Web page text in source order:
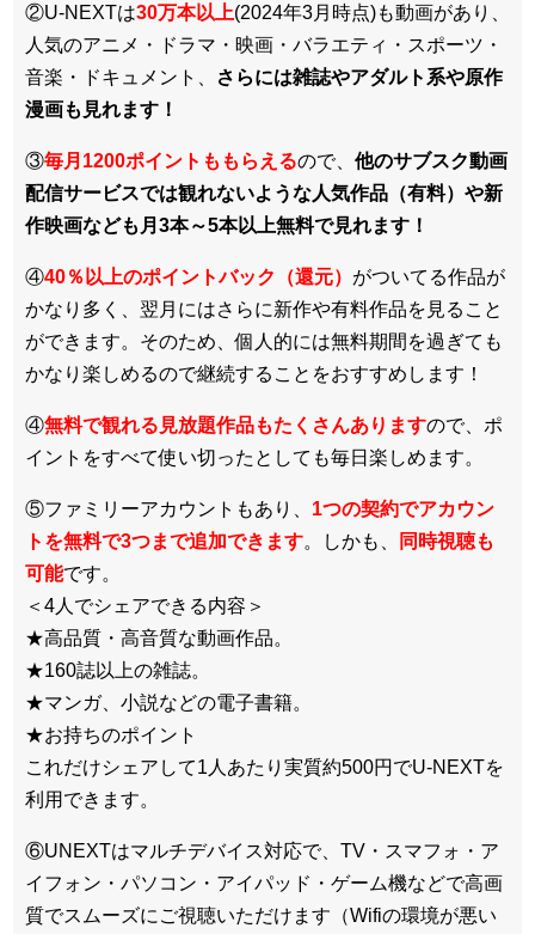
②U-NEXTは30万本以上(2024年3月時点)も動画があり、
人気のアニメ・ドラマ・映画・バラエティ・スポーツ・
音楽・ドキュメント、
さらには雑誌やアダルト系や原作
漫画も見れます！
③毎月1200ポイントももらえるので、 他のサブスク動画
配信サービスでは観れないような人気作品（有料）や新
作映画なども月3本～5本以上無料で見れます！
④40％以上のポイントバック（還元） がついてる作品が
かなり多く、翌月にはさらに新作や有料作品を見ること
ができます。そのため、個人的には無料期間を過ぎても
かなり楽しめるので継続することをおすすめします！
④無料で観れる見放題作品もたくさんありますので、ポ
イントをすべて使い切ったとしても毎日楽しめます。
⑤ファミリーアカウントもあり、 1つの契約でアカウン
トを無料で3つまで追加できます。しかも、
同時視聴も
可能です。
＜4人でシェアできる内容＞
★高品質・高音質な動画作品。
★160誌以上の雑誌。
★マンガ、小説などの電子書籍。
★お持ちのポイント
これだけシェアして1人あたり実質約500円でU-NEXTを
利用できます。
⑥UNEXTはマルチデバイス対応で、TV・スマフォ・ア
イフォン・パソコン・アイパッド・ゲーム機などで高画
質でスムーズにご視聴いただけます（Wifiの環境が悪い